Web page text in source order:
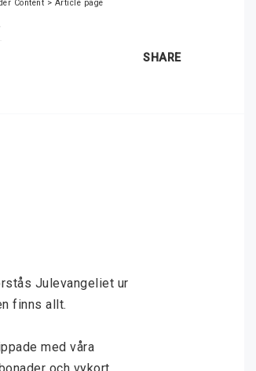
Content > Article page
SHARE
Julevangeliet ur
finns allt.
med våra